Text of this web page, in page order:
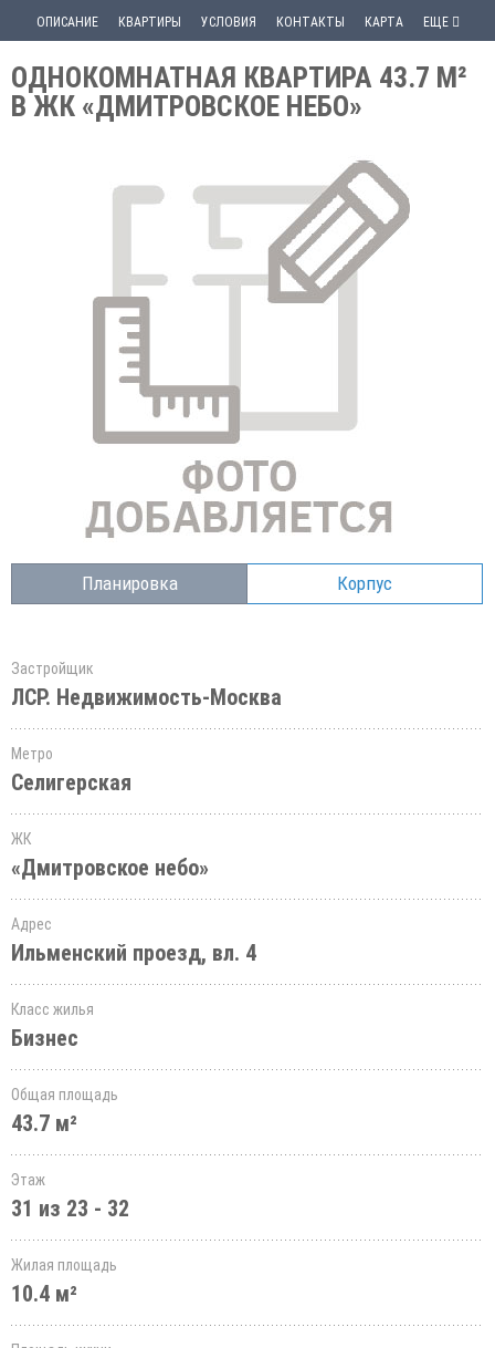
ОПИСАНИЕ КВАРТИРЫ УСЛОВИЯ КОНТАКТЫ КАРТА ЕЩЕ
ОДНОКОМНАТНАЯ КВАРТИРА 43.7 М²
В ЖК «ДМИТРОВСКОЕ НЕБО»
Планировка Корпус
Застройщик
ЛСР. Недвижимость-Москва
Метро
Селигерская
ЖК
«Дмитровское небо»
Адрес
Ильменский проезд, вл. 4
Класс жилья
Бизнес
Общая площадь
43.7 м²
Этаж
31 из 23 - 32
Жилая площадь
10.4 м²